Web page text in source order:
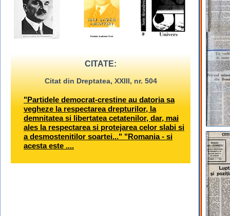
CITATE:
Citat din Dreptatea, XXIII, nr. 504
"Partidele democrat-crestine au datoria sa
vegheze la respectarea drepturilor, la
demnitatea si libertatea cetatenilor, dar, mai
ales la respectarea si protejarea celor slabi si
a desmostenitilor soartei..." "Romania - si
acesta este ....